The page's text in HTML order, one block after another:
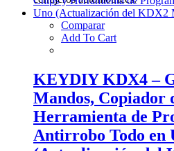
Comparar
Add To Cart
KEYDIY KDX4 –
Mandos, Copiador
Herramienta de
Antirrobo Todo en